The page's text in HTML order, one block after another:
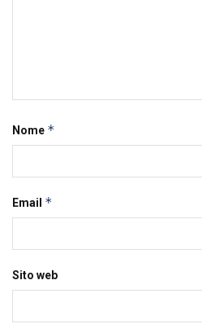
Nome *
Email *
Sito web